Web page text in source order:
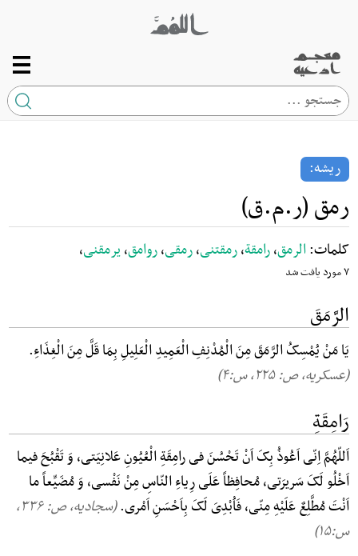
ریشه:
رمق (ر.م.ق)
کلمات:الرمق،رامقة،رمقتنی،رمقی،روامق،یرمقنی،
۷ مورد یافت شد
الرَّمَقَ
یَا مَنْ یُمْسِکُ الرَّمَقَ مِنَ الْمُدْنِفِ الْعَمِیدِ الْعَلِیلِ بِمَا قَلَّ مِنَ الْغِذَاءِ.
(عسکریه، ص: ۲۲۵, س:۴)
رَامِقَةِ
اَللّهُمَّ اِنّی اَعُوذُ بِکَ اَنْ تَحْسُنَ فی رامِقَةِ الْعُیُونِ عَلانِیَتی، وَ تَقْبُحَ فیما
اَخْلُو لَکَ سَریرَتی، مُحافِظاً عَلَی رِیاءِ النّاسِ مِنْ نَفْسی، وَ مُضَیِّعاً ما
اَنْتَ مُطَّلِعٌ عَلَیْهِ مِنّی، فَاُبْدِیَ لَکَ بِاَحْسَنِ اَمْری.
(سجادیه، ص: ۳۳۶,
س:۱۵)